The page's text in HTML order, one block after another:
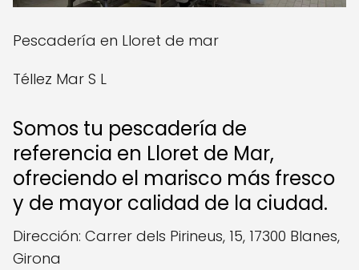
Pescadería en Lloret de mar
Téllez Mar S L
Somos tu pescadería de
referencia en Lloret de Mar,
ofreciendo el marisco más fresco
y de mayor calidad de la ciudad.
Dirección: Carrer dels Pirineus, 15, 17300 Blanes,
Girona